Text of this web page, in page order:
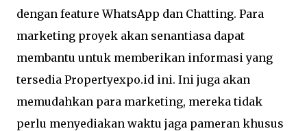
dengan feature WhatsApp dan Chatting. Para
marketing proyek akan senantiasa dapat
membantu untuk memberikan informasi yang
tersedia Propertyexpo.id ini. Ini juga akan
memudahkan para marketing, mereka tidak
perlu menyediakan waktu jaga pameran khusus